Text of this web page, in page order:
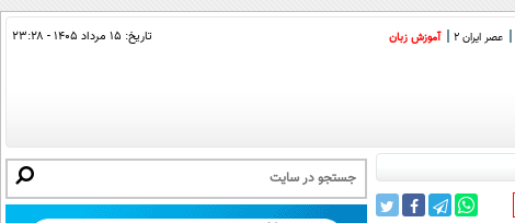
عصر ایران 2 آموزش زبان تاریخ: ۱۵ مرداد ۱۴۰۵ - ۲۳:۲۸